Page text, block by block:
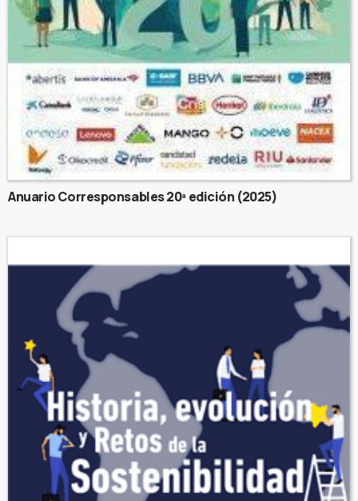
Anuario Corresponsables 20ª edición (2025)